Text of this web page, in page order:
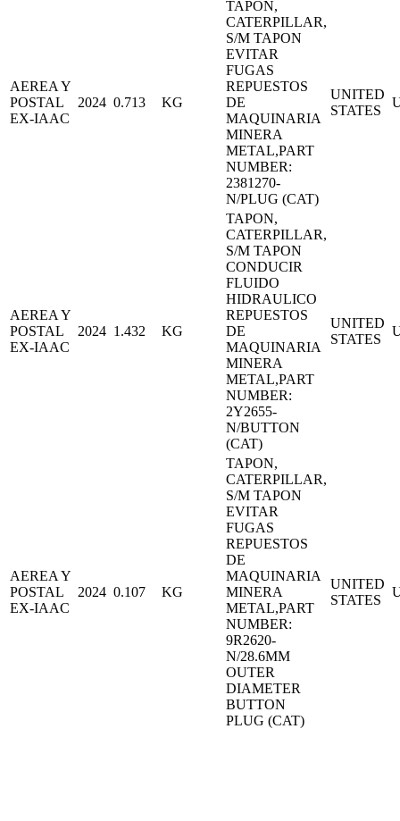
AEREA Y
POSTAL
EX-IAAC
2024 0.713 KG
TAPON,
CATERPILLAR,
S/M TAPON
EVITAR
FUGAS
REPUESTOS
DE
MAQUINARIA
MINERA
METAL,PART
NUMBER:
2381270-
N/PLUG (CAT)
UNITED
STATES
AEREA Y
POSTAL
EX-IAAC
2024 1.432 KG
TAPON,
CATERPILLAR,
S/M TAPON
CONDUCIR
FLUIDO
HIDRAULICO
REPUESTOS
DE
MAQUINARIA
MINERA
METAL,PART
NUMBER:
2Y2655-
N/BUTTON
(CAT)
UNITED
STATES
AEREA Y
POSTAL
EX-IAAC
2024 0.107 KG
TAPON,
CATERPILLAR,
S/M TAPON
EVITAR
FUGAS
REPUESTOS
DE
MAQUINARIA
MINERA
METAL,PART
NUMBER:
9R2620-
N/28.6MM
OUTER
DIAMETER
BUTTON
PLUG (CAT)
UNITED
STATES